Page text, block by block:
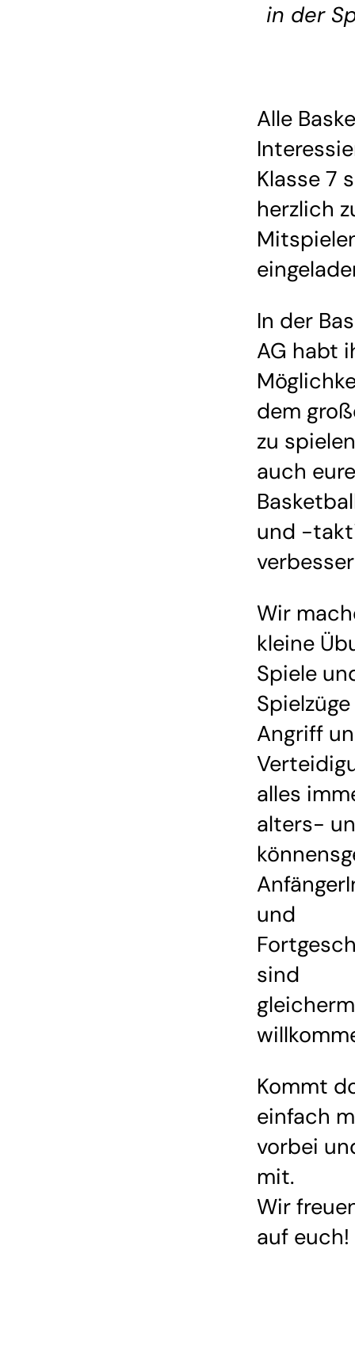
in der
Alle
Klasse 7
herzlich
In der
AG habt
dem
zu
auch eure
und -
Wir
kleine
Spiele
Angriff
alles
alters-
und
sind
Kommt
einfach
vorbei
mit.
Wir
auf euch!